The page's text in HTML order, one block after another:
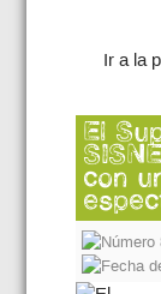
Ir a la
El
con